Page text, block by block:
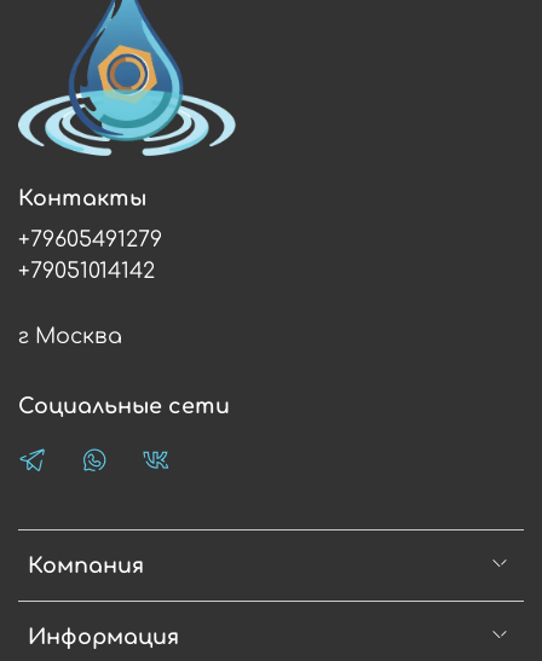
Компания
Информация
Контакты
+79605491279
+79051014142
г Москва
Социальные сети